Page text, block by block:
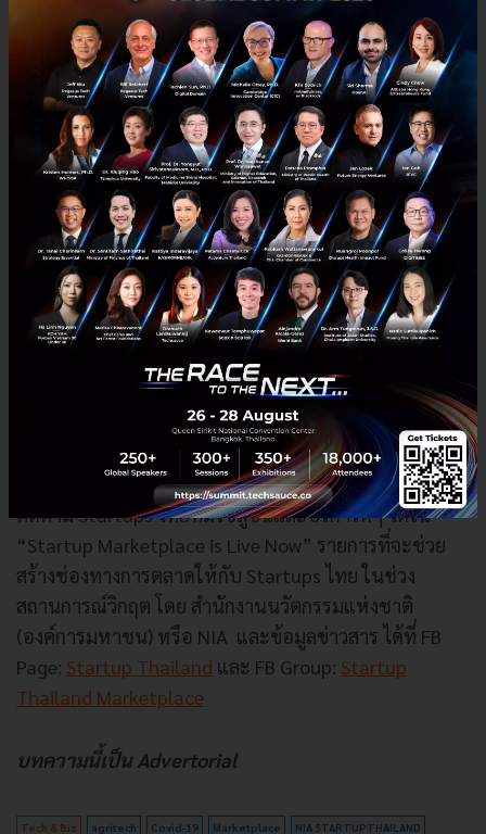
Tech Startups ที่มุ่งผลิตเทคโนโลยีหุ่นยนต์ อย่าง
สร้างสรรค์เพื่อปรับปรุงคุณภาพชีวิตและการทำงานของผู้
ใช้โดยเฉพาะหุ่นยนต์บริการซึ่งมีโอกาสในตลาดมากกว่า
หุ่นยนต์อุตสาหกรรม เพื่อสนับสนุนผู้มีความสามารถที่อยู่
เบื้องหลังโซลูชั่นหุ่นยนต์และสร้างความพึงพอใจให้กับผู้มี
ส่วนได้ส่วนเสีย
เข้ามาช่วยเเก้ Pain Point หรือมีประโยชน์ในชีวิต
ประจำวันอย่างไร?
ช่วยให้เกษตรกรสามารถทำงานมีศักยภาพมากขึ้น
ลดต้นทุน เพิ่มรายได้ และใช้เวลาในการบริหาร
จัดการได้อย่างมีประสิทธิภาพมากขึ้น
หุ่นยนต์ในแบบอื่นๆ สามารถตอบโจทย์คุณภาพชีวิต
ทั้งทางด้านสุขภาพ ตรวจตาความปลอดภัย และ
โจทย์พิเศษต่างๆ
ติดตาม Startups ไทยที่มีโซลูชั่นและบริการดีๆ ได้ใน
“Startup Marketplace is Live Now” รายการที่จะช่วย
สร้างช่องทางการตลาดให้กับ Startups ไทย ในช่วง
สถานการณ์วิกฤต โดย สำนักงานนวัตกรรมแห่งชาติ
(องค์การมหาชน) หรือ NIA และข้อมูลข่าวสาร ได้ที่ FB
Page: Startup Thailand และ FB Group: Startup
Thailand Marketplace
บทความนี้เป็น Advertorial
Tech & Biz agritech Covid-19 Marketplace NIA STARTUPTHAILAND